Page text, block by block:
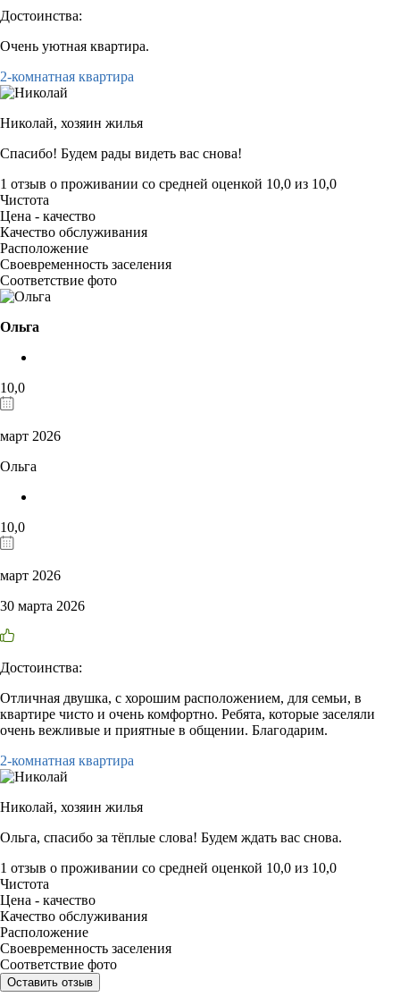
Достоинства:
Очень уютная квартира.
2-комнатная квартира
Николай, хозяин жилья
Спасибо! Будем рады видеть вас снова!
1 отзыв о проживании со средней оценкой 10,0 из 10,0
Чистота
Цена - качество
Качество обслуживания
Расположение
Своевременность заселения
Соответствие фото
Ольга
10,0
март 2026
Ольга
10,0
март 2026
30 марта 2026
Достоинства:
Отличная двушка, с хорошим расположением, для семьи, в
квартире чисто и очень комфортно. Ребята, которые заселяли
очень вежливые и приятные в общении. Благодарим.
2-комнатная квартира
Николай, хозяин жилья
Ольга, спасибо за тёплые слова! Будем ждать вас снова.
1 отзыв о проживании со средней оценкой 10,0 из 10,0
Чистота
Цена - качество
Качество обслуживания
Расположение
Своевременность заселения
Соответствие фото
Оставить отзыв